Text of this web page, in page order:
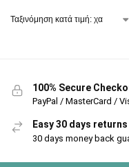
100% Secure
PayPal / MasterCard /
Easy 30 days returns
30 days money back